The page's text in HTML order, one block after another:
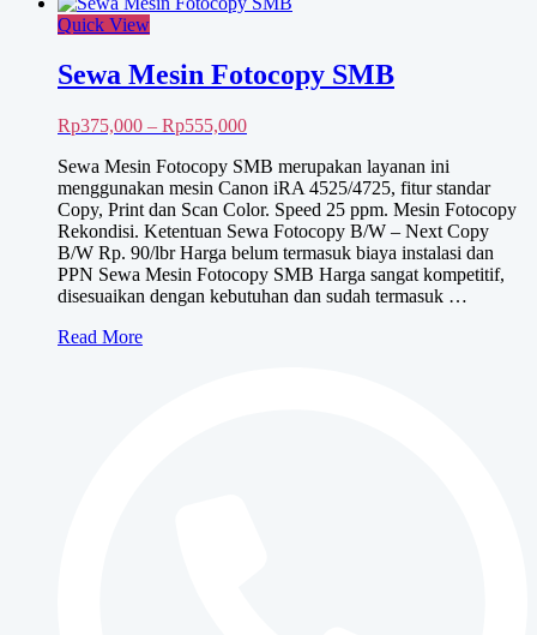
Quick View
Sewa Mesin Fotocopy SMB
Rp375,000 – Rp555,000Rentang
Rp375,000
hingga
Rp555,000
Sewa Mesin Fotocopy SMB merupakan layanan ini
menggunakan mesin Canon iRA 4525/4725, fitur standar
Copy, Print dan Scan Color. Speed 25 ppm. Mesin Fotocopy
Rekondisi. Ketentuan Sewa Fotocopy B/W – Next Copy
B/W Rp. 90/lbr Harga belum termasuk biaya instalasi dan
PPN Sewa Mesin Fotocopy SMB Harga sangat kompetitif,
disesuaikan dengan kebutuhan dan sudah termasuk …
Sewa
Read More